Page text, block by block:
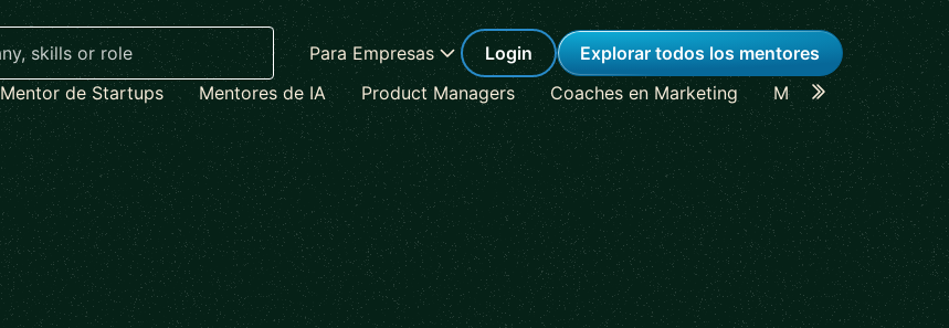
Para Empresas Login
Explorar todos los mentores
Mentor de Startups Mentores de IA Product Managers Coaches en Marketing Mentores en